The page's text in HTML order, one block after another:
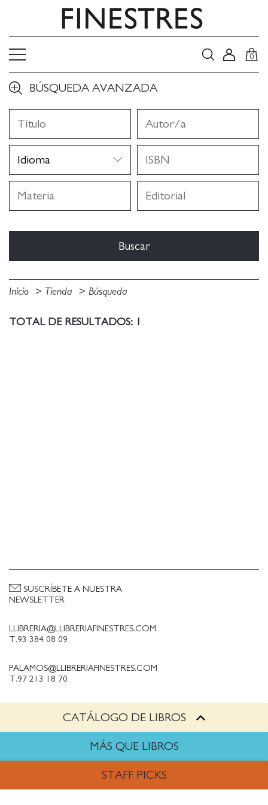
0
BÚSQUEDA AVANZADA
Inicio Tienda Búsqueda
TOTAL DE RESULTADOS: 1
CATÁLOGO DE LIBROS
MÁS QUE LIBROS
STAFF PICKS
LLIBRERIA@LLIBRERIAFINESTRES.COM
T.93 384 08 09
PALAMOS@LLIBRERIAFINESTRES.COM
T.97 213 18 70
PALESTINA@LLIBRERIAFINESTRES.COM
TRABAJA CON NOSOTROS
SUSCRÍBETE A NUESTRA
NEWSLETTER